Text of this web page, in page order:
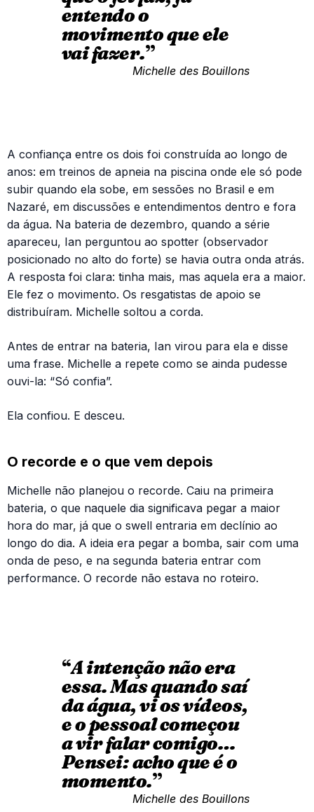
entendo o
movimento que ele
vai fazer.”
Michelle des Bouillons
A confiança entre os dois foi construída ao longo de
anos: em treinos de apneia na piscina onde ele só pode
subir quando ela sobe, em sessões no Brasil e em
Nazaré, em discussões e entendimentos dentro e fora
da água. Na bateria de dezembro, quando a série
apareceu, Ian perguntou ao spotter (observador
posicionado no alto do forte) se havia outra onda atrás.
A resposta foi clara: tinha mais, mas aquela era a maior.
Ele fez o movimento. Os resgatistas de apoio se
distribuíram. Michelle soltou a corda.
Antes de entrar na bateria, Ian virou para ela e disse
uma frase. Michelle a repete como se ainda pudesse
ouvi-la: “Só confia”.
Ela confiou. E desceu.
O recorde e o que vem depois
Michelle não planejou o recorde. Caiu na primeira
bateria, o que naquele dia significava pegar a maior
hora do mar, já que o swell entraria em declínio ao
longo do dia. A ideia era pegar a bomba, sair com uma
onda de peso, e na segunda bateria entrar com
performance. O recorde não estava no roteiro.
“A intenção não era
essa. Mas quando saí
da água, vi os vídeos,
e o pessoal começou
a vir falar comigo…
Pensei: acho que é o
momento.”
Michelle des Bouillons